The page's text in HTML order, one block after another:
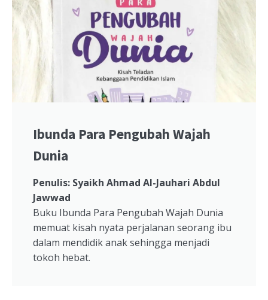
Ibunda Para Pengubah Wajah
Dunia
Penulis: Syaikh Ahmad Al-Jauhari Abdul
Jawwad
Buku Ibunda Para Pengubah Wajah Dunia
memuat kisah nyata perjalanan seorang ibu
dalam mendidik anak sehingga menjadi
tokoh hebat.